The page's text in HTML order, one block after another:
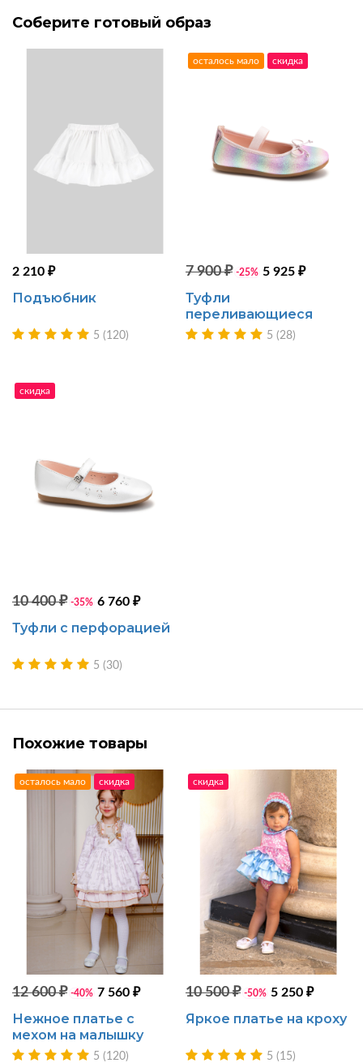
Соберите готовый образ
2 210 ₽
Подъюбник
5 (120)
осталось мало скидка
7 900 ₽ -25% 5 925 ₽
Туфли
переливающиеся
5 (28)
скидка
10 400 ₽ -35% 6 760 ₽
Туфли с перфорацией
5 (30)
Похожие товары
осталось мало скидка
12 600 ₽ -40% 7 560 ₽
Нежное платье с
мехом на малышку
5 (120)
скидка
10 500 ₽ -50% 5 250 ₽
Яркое платье на кроху
5 (15)